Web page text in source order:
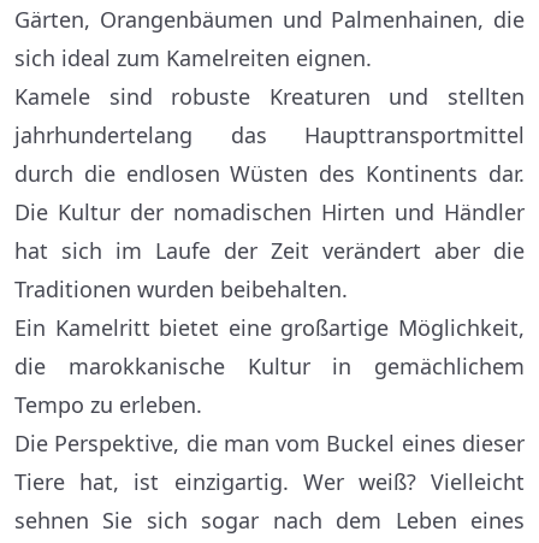
Gärten, Orangenbäumen und Palmenhainen, die
sich ideal zum Kamelreiten eignen.
Kamele sind robuste Kreaturen und stellten
jahrhundertelang das Haupttransportmittel
durch die endlosen Wüsten des Kontinents dar.
Die Kultur der nomadischen Hirten und Händler
hat sich im Laufe der Zeit verändert aber die
Traditionen wurden beibehalten.
Ein Kamelritt bietet eine großartige Möglichkeit,
die marokkanische Kultur in gemächlichem
Tempo zu erleben.
Die Perspektive, die man vom Buckel eines dieser
Tiere hat, ist einzigartig. Wer weiß? Vielleicht
sehnen Sie sich sogar nach dem Leben eines